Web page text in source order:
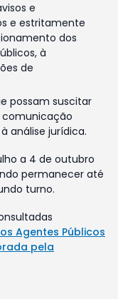
e
e estritamente
dos
à
de
possam suscitar
comunicação
análise jurídica.
a 4 de outubro
permanecer até
turno.
Agentes Públicos
pela